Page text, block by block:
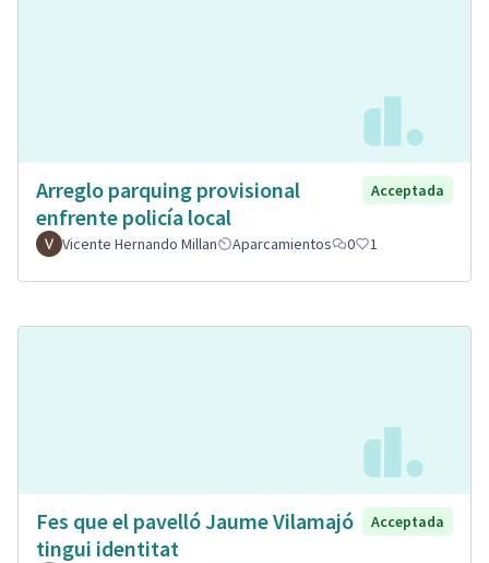
Arreglo parquing provisional
enfrente policía local
Acceptada
Vicente Hernando Millan Aparcamientos 0 1
Fes que el pavelló Jaume Vilamajó
tingui identitat
Acceptada